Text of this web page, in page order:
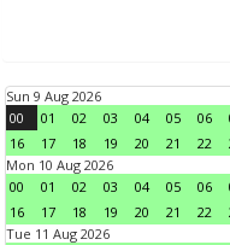
Sun 9 Aug 2026
00
01 02 03 04 05 06
16
17 18 19 20 21 22
Mon 10 Aug 2026
00
01 02 03 04 05 06
16
17 18 19 20 21 22
Tue 11 Aug 2026